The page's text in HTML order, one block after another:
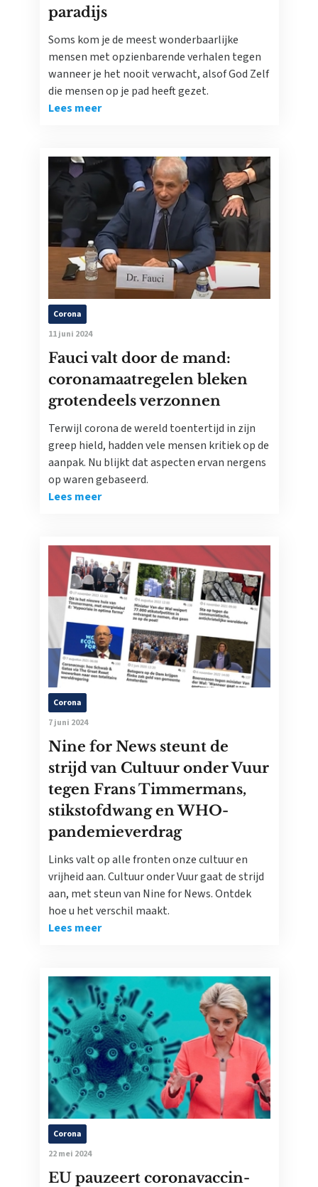
paradijs
Soms kom je de meest wonderbaarlijke
mensen met opzienbarende verhalen tegen
wanneer je het nooit verwacht, alsof God Zelf
die mensen op je pad heeft gezet.
Lees meer
Corona
11 juni 2024
Fauci valt door de mand:
coronamaatregelen bleken
grotendeels verzonnen
Terwijl corona de wereld toentertijd in zijn
greep hield, hadden vele mensen kritiek op de
aanpak. Nu blijkt dat aspecten ervan nergens
op waren gebaseerd.
Lees meer
Corona
7 juni 2024
Nine for News steunt de
strijd van Cultuur onder Vuur
tegen Frans Timmermans,
stikstofdwang en WHO-
pandemieverdrag
Links valt op alle fronten onze cultuur en
vrijheid aan. Cultuur onder Vuur gaat de strijd
aan, met steun van Nine for News. Ontdek
hoe u het verschil maakt.
Lees meer
Corona
22 mei 2024
EU pauzeert coronavaccin-